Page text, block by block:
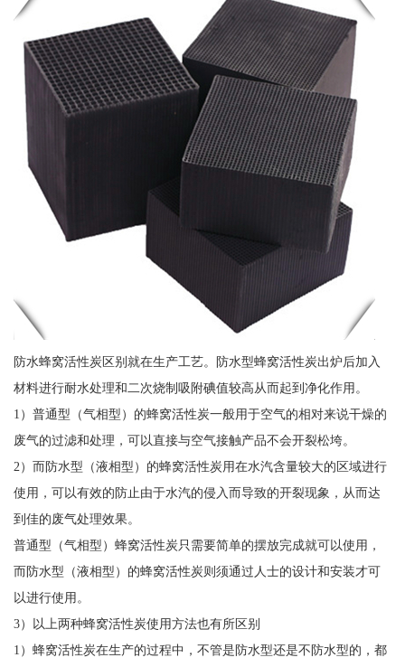
防水蜂窝活性炭区别就在生产工艺。防水型蜂窝活性炭出炉后加入
材料进行耐水处理和二次烧制吸附碘值较高从而起到净化作用。
1）普通型（气相型）的蜂窝活性炭一般用于空气的相对来说干燥的
废气的过滤和处理，可以直接与空气接触产品不会开裂松垮。
2）而防水型（液相型）的蜂窝活性炭用在水汽含量较大的区域进行
使用，可以有效的防止由于水汽的侵入而导致的开裂现象，从而达
到佳的废气处理效果。
普通型（气相型）蜂窝活性炭只需要简单的摆放完成就可以使用，
而防水型（液相型）的蜂窝活性炭则须通过人士的设计和安装才可
以进行使用。
3）以上两种蜂窝活性炭使用方法也有所区别
1）蜂窝活性炭在生产的过程中，不管是防水型还是不防水型的，都